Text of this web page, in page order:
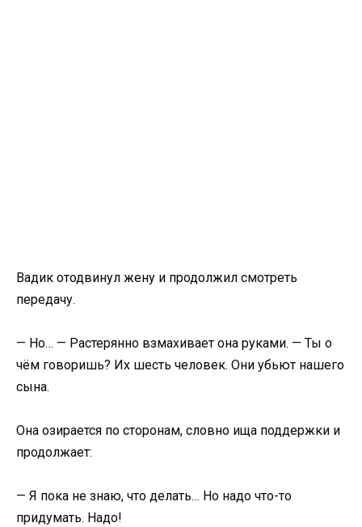
Вадик отодвинул жену и продолжил смотреть
передачу.
— Но… — Растерянно взмахивает она руками. — Ты о
чём говоришь? Их шесть человек. Они убьют нашего
сына.
Она озирается по сторонам, словно ища поддержки и
продолжает:
— Я пока не знаю, что делать… Но надо что-то
придумать. Надо!